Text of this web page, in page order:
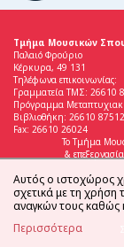
Τμήμα Μουσικών
Παλαιό Φρούριο
Κέρκυρα, 49 131
Τηλέφωνα επικοινωνίας:
Γραμματεία ΤΜΣ: 26610
Πρόγραμμα
Βιβλιοθήκη: 26610 87512
Fax: 26610 26024
Το Τμήμα
&
Αυτός ο ιστοχώρος
σχετικά με τη χρήση
αναγκών τους καθώς
Περισσότερα